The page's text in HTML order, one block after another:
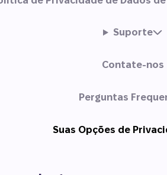
Suporte
Contate-nos
Perguntas
Suas Opções de